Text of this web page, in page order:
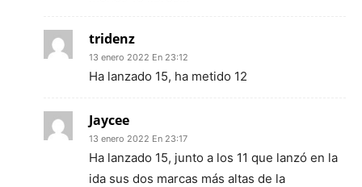
tridenz
13 enero 2022 En 23:12
Ha lanzado 15, ha metido 12
Jaycee
13 enero 2022 En 23:17
Ha lanzado 15, junto a los 11 que lanzó en la
ida sus dos marcas más altas de la